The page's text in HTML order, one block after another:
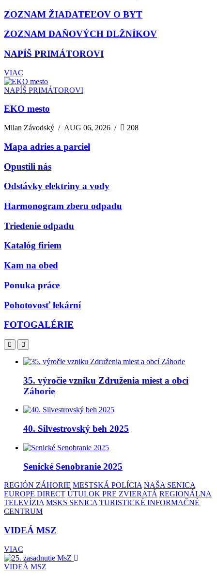
ZOZNAM ŽIADATEĽOV O BYT
ZOZNAM DAŇOVÝCH DLŽNÍKOV
NAPÍŠ PRIMÁTOROVI
VIAC
NAPÍŠ PRIMÁTOROVI
EKO mesto
Milan Závodský /AUG 06, 2026 / 208
Mapa adries a parciel
Opustili nás
Odstávky elektriny a vody
Harmonogram zberu odpadu
Triedenie odpadu
Katalóg firiem
Kam na obed
Ponuka práce
Pohotovosť lekární
FOTOGALÉRIE
35. výročie vzniku Združenia miest a obcí
Záhorie
40. Silvestrovský beh 2025
Senické Senobranie 2025
REGIÓN ZÁHORIE MESTSKÁ POLÍCIA NAŠA SENICA
EUROPE DIRECT ÚTULOK PRE ZVIERATÁ REGIONÁLNA
TELEVÍZIA MSKS SENICA TURISTICKÉ INFORMAČNÉ
CENTRUM
VIDEÁ MSZ
VIAC
VIDEÁ MSZ